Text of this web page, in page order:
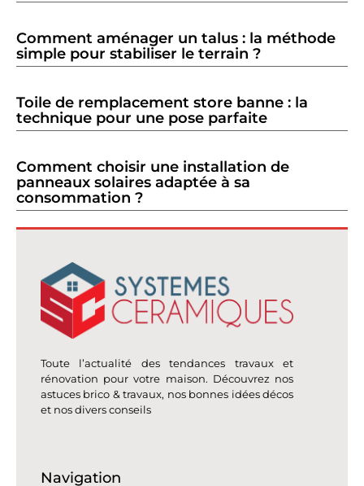
Comment aménager un talus : la méthode
simple pour stabiliser le terrain ?
Toile de remplacement store banne : la
technique pour une pose parfaite
Comment choisir une installation de
panneaux solaires adaptée à sa
consommation ?
Toute l’actualité des tendances travaux et
rénovation pour votre maison. Découvrez nos
astuces brico & travaux, nos bonnes idées décos
et nos divers conseils
Navigation